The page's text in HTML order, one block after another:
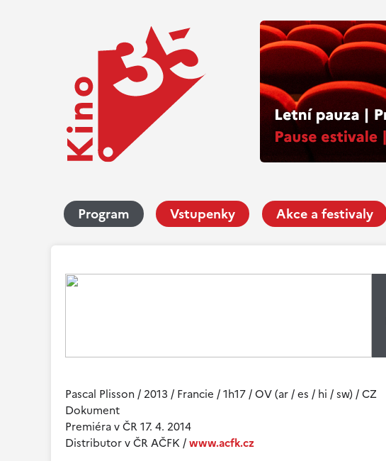
Program Vstupenky Akce a festivaly
Pascal Plisson / 2013 / Francie / 1h17 / OV (ar / es / hi / sw) / CZ
Dokument
Premiéra v ČR 17. 4. 2014
Distributor v ČR AČFK /www.acfk.cz